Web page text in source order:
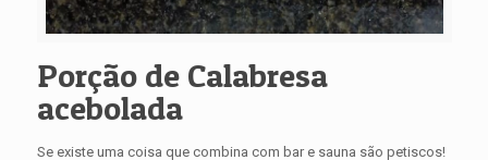
Porção de Calabresa
acebolada
Se existe uma coisa que combina com bar e sauna são petiscos!